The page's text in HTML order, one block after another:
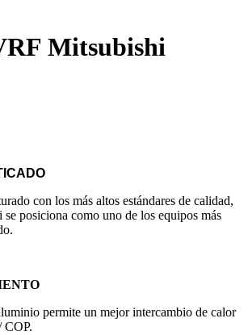
Mitsubishi
con los más altos estándares de calidad,
posiciona como uno de los equipos más
permite un mejor intercambio de calor
COP.